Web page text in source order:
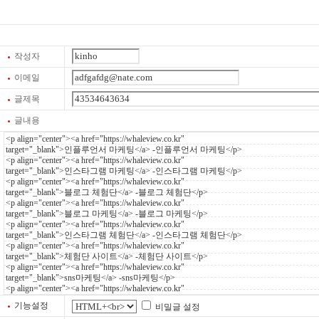
작성자
이메일
글제목
글내용
기능설정 비밀글 설정